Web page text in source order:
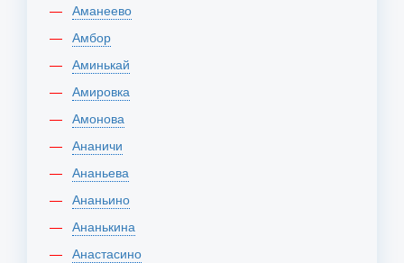
Аманеево
Амбор
Аминькай
Амировка
Амонова
Ананичи
Ананьева
Ананьино
Ананькина
Анастасино